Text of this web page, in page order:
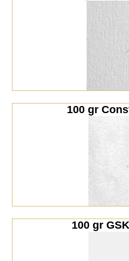
100 gr
100 gr